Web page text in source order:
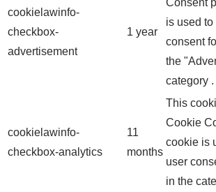
cookielawinfo-
checkbox-
advertisement
1 year
Consent
is used
consent
the
category .
cookielawinfo-
checkbox-analytics
11
months
This
Cookie
cookie is
user
in the